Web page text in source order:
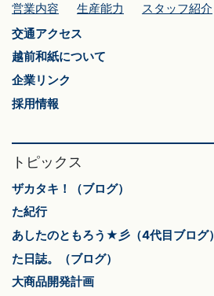
営業内容
生産能力 スタッフ紹介
交通アクセス
越前和紙について
企業リンク
採用情報
トピックス
ザカタキ！（ブログ）
た紀行
あしたのともろう★彡（4代目ブログ）
た日誌。（ブログ）
大商品開発計画